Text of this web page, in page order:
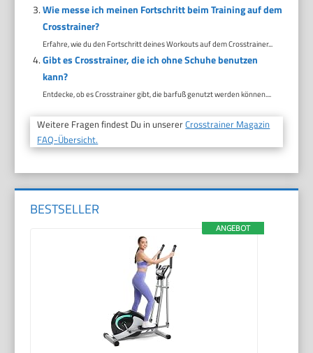
Wie messe ich meinen Fortschritt beim Training auf dem
Crosstrainer?
Erfahre, wie du den Fortschritt deines Workouts auf dem Crosstrainer...
Gibt es Crosstrainer, die ich ohne Schuhe benutzen
kann?
Entdecke, ob es Crosstrainer gibt, die barfuß genutzt werden können....
Weitere Fragen findest Du in unsererCrosstrainer Magazin
FAQ-Übersicht.
BESTSELLER
ANGEBOT